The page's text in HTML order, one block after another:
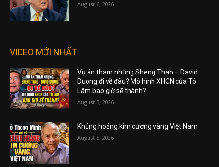
August 6, 2026
VIDEO MỚI NHẤT
Vụ án tham nhũng Sheng Thao – David
Duong đi về đâu? Mô hình XHCN của Tô
Lâm bao giờ sẽ thành?
August 5, 2026
Khủng hoảng kim cương vàng Việt Nam
August 5, 2026